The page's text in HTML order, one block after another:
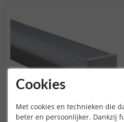
Cookies
Met cookies en technieken die
beter en persoonlijker. Dankzij